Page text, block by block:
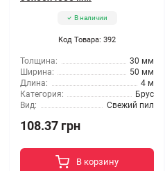
В наличии
Код Товара: 392
Толщина:
30 мм
Ширина:
50 мм
Длина:
4 м
Категория:
Брус
Вид:
Свежий пил
108.37 грн
В корзину